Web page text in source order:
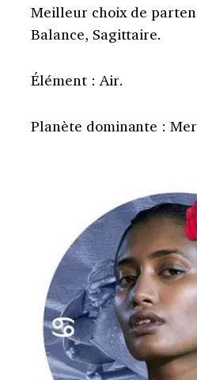
Meilleur choix de
Balance, Sagittaire.
Élément : Air.
Planète dominante :